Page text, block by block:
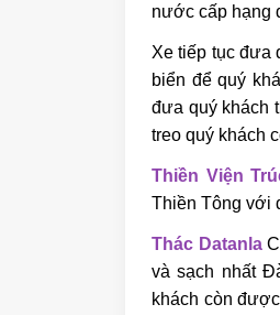
nước cấp hạng
Xe tiếp tục đưa
biển để quý
đưa quý khách
treo quý khách
Thiền Viện
Thiền Tông với
Thác Datanla
và sạch nhất
khách còn